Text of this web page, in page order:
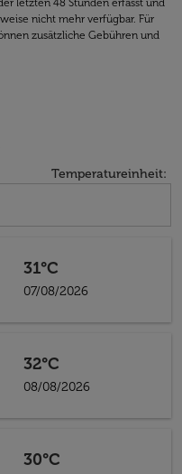
letzten 48 Stunden erfasst und
nicht mehr verfügbar. Für
zusätzliche Gebühren und
Temperatureinheit:
31°C
07/08/2026
32°C
08/08/2026
30°C